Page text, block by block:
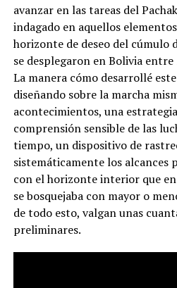
avanzar en las tareas del
indagado en aquellos
horizonte de deseo del cúmulo
se desplegaron en Bolivia entre
La manera cómo desarrollé
diseñando sobre la marcha
acontecimientos, una
comprensión sensible de las
tiempo, un dispositivo de
sistemáticamente los alcances
con el horizonte interior que
se bosquejaba con mayor o
de todo esto, valgan unas
preliminares.